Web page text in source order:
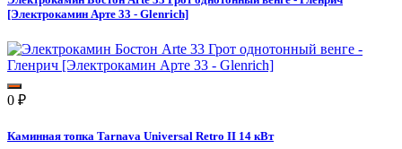
[Электрокамин Арте 33 - Glenrich]
0 ₽
Каминная топка Tarnava Universal Retro II 14 кВт